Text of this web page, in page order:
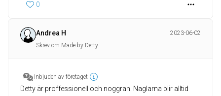
0
Andrea H
2023-06-02
Skrev om Made by Detty
Inbjuden av företaget
Detty är proffessionell och noggran. Naglarna blir alltid